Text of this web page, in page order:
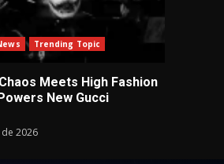
Trending Topic
Meets High Fashion
New Gucci
2026